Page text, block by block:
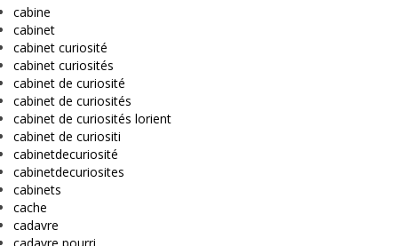
cabine
cabinet
cabinet curiosité
cabinet curiosités
cabinet de curiosité
cabinet de curiosités
cabinet de curiosités lorient
cabinet de curiositi
cabinetdecuriosité
cabinetdecuriosites
cabinets
cache
cadavre
cadavre pourri